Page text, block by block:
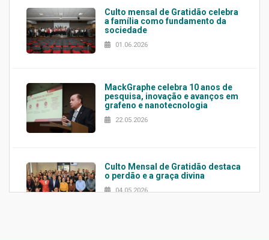
Culto mensal de Gratidão celebra
a família como fundamento da
sociedade
01.06.2026
MackGraphe celebra 10 anos de
pesquisa, inovação e avanços em
grafeno e nanotecnologia
22.05.2026
Culto Mensal de Gratidão destaca
o perdão e a graça divina
04.05.2026